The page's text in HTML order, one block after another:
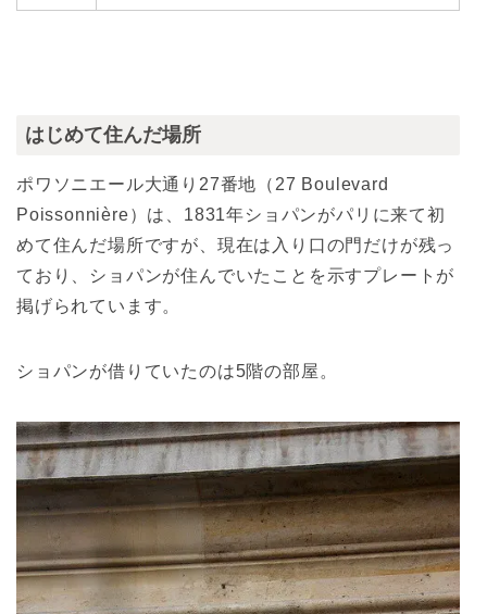
はじめて住んだ場所
ポワソニエール大通り27番地（27 Boulevard
Poissonnière）は、1831年ショパンがパリに来て初
めて住んだ場所ですが、現在は入り口の門だけが残っ
ており、ショパンが住んでいたことを示すプレートが
掲げられています。
ショパンが借りていたのは5階の部屋。